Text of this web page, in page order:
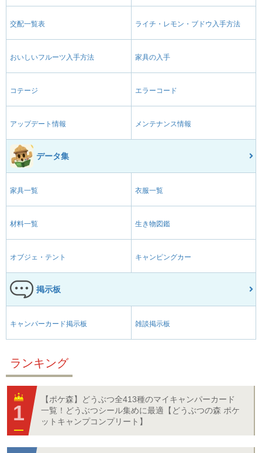
交配一覧表 ライチ・レモン・ブドウ入手方法
おいしいフルーツ入手方法 家具の入手
コテージ エラーコード
アップデート情報 メンテナンス情報
データ集
家具一覧 衣服一覧
材料一覧 生き物図鑑
オブジェ・テント キャンピングカー
掲示板
キャンパーカード掲示板 雑談掲示板
ランキング
【ポケ森】どうぶつ全413種のマイキャンパーカード
一覧！どうぶつシール集めに最適【どうぶつの森 ポケ
ットキャンプコンプリート】